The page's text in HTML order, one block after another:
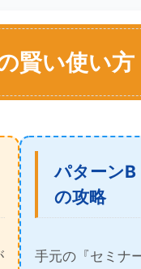
賢い使い方
パターンB
の攻略
手元の『セミナ